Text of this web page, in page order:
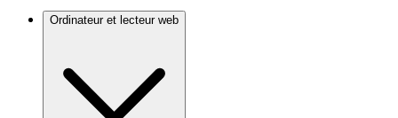
Ordinateur et lecteur web